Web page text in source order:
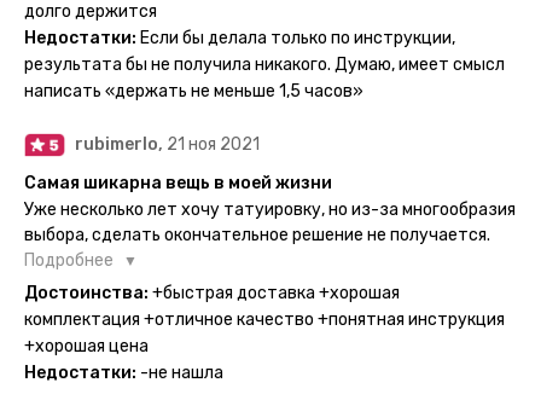
очередного рисунка у меня на руке друзья до сих пор
каждый раз уточняют, временная ли тату или я всё-таки
решила себе что-то набить :) Т. к. если следовать
инструкции, то её действительно не отличить от
настоящей. Главное, не стараться перевести большую
тату на какой-то маленький участок кожи (например,
запястье) - вследствие чего могут плохо отпечататься
какие-то части рисунка. Но это, скажем так, риски, которые
вы берёте на себя сами ;)
долго держится
Недостатки: Если бы делала только по инструкции,
результата бы не получила никакого. Думаю, имеет смысл
написать «держать не меньше 1,5 часов»
rubimerlo, 21 ноя 2021
Самая шикарна вещь в моей жизни
Уже несколько лет хочу татуировку, но из-за многообразия
выбора, сделать окончательное решение не получается.
Поэтому everink стали для меня настоящей находкой. Как
только тату пришли, я сразу понеслась их забирать. Хочу
отметить, что у everink очень большой выбор мест для
доставки, что значительно упрощает процесс получения
тату. Посылка была упакованна в бумажный плотный
конверт, внутри оказалась ещё одна упаковка с
Подробнее
Достоинства: +быстрая доставка +хорошая
комплектация +отличное качество +понятная инструкция
+хорошая цена
Недостатки: -не нашла